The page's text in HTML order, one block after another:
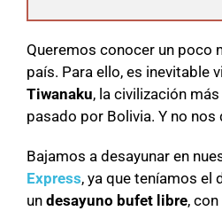
Queremos conocer un poco
país. Para ello, es inevitable
Tiwanaku, la civilización
pasado por Bolivia. Y no nos
Bajamos a desayunar en
Express, ya que teníamos el
un desayuno bufet libre,